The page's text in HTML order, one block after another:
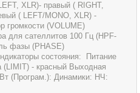
XLR)- правый ( RIGHT,
( LEFT/MONO, XLR) -
громкости (VOLUME)
для сателлитов 100 Гц (HPF-
фазы (PHASE)
состояния: Питание
(LIMIT) - красный Выходная
(Програм.): Динамики: НЧ: